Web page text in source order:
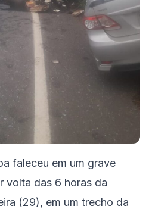
faleceu em um grave
volta das 6 horas da
(29), em um trecho da